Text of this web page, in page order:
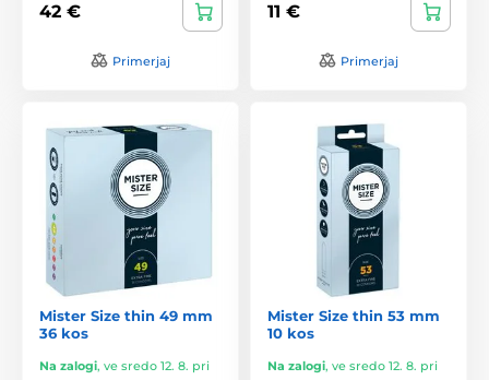
42 €
Primerjaj
11 €
Primerjaj
Mister Size thin 49 mm
36 kos
Na zalogi, ve sredo 12. 8. pri
Mister Size thin 53 mm
10 kos
Na zalogi, ve sredo 12. 8. pri